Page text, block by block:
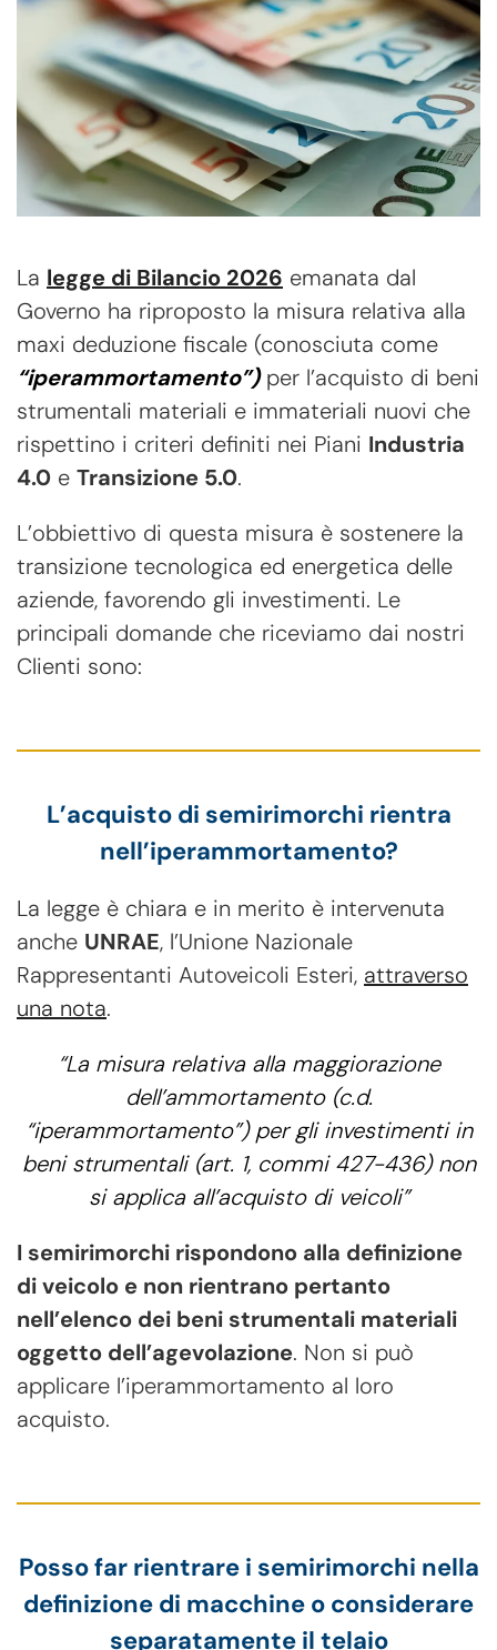
La legge di Bilancio 2026 emanata dal
Governo ha riproposto la misura relativa alla
maxi deduzione fiscale (conosciuta come
“iperammortamento”)per l’acquisto di beni
strumentali materiali e immateriali nuovi che
rispettino i criteri definiti nei Piani Industria
4.0 e Transizione 5.0.
L’obbiettivo di questa misura è sostenere la
transizione tecnologica ed energetica delle
aziende, favorendo gli investimenti. Le
principali domande che riceviamo dai nostri
Clienti sono:
L’acquisto di semirimorchi rientra
nell’iperammortamento?
La legge è chiara e in merito è intervenuta
anche UNRAE, l’Unione Nazionale
Rappresentanti Autoveicoli Esteri, attraverso
una nota.
“La misura relativa alla maggiorazione
dell’ammortamento (c.d.
“iperammortamento”) per gli investimenti in
beni strumentali (art. 1, commi 427-436) non
si applica all’acquisto di veicoli”
I semirimorchi rispondono alla definizione
di veicolo e non rientrano pertanto
nell’elenco dei beni strumentali materiali
oggetto dell’agevolazione. Non si può
applicare l’iperammortamento al loro
acquisto.
Posso far rientrare i semirimorchi nella
definizione di macchine o considerare
separatamente il telaio